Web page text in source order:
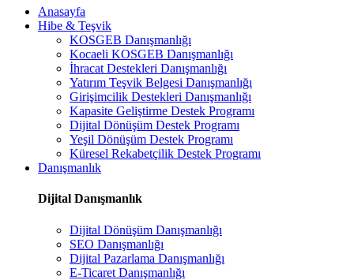
Anasayfa
Hibe & Teşvik
KOSGEB Danışmanlığı
Kocaeli KOSGEB Danışmanlığı
İhracat Destekleri Danışmanlığı
Yatırım Teşvik Belgesi Danışmanlığı
Girişimcilik Destekleri Danışmanlığı
Kapasite Geliştirme Destek Programı
Dijital Dönüşüm Destek Programı
Yeşil Dönüşüm Destek Programı
Küresel Rekabetçilik Destek Programı
Danışmanlık
Dijital Danışmanlık
Dijital Dönüşüm Danışmanlığı
SEO Danışmanlığı
Dijital Pazarlama Danışmanlığı
E-Ticaret Danışmanlığı